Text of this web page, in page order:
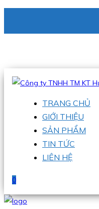
Hotline:0938 336 079
TRANG CHỦ
GIỚI THIỆU
SẢN PHẨM
TIN TỨC
LIÊN HỆ
0